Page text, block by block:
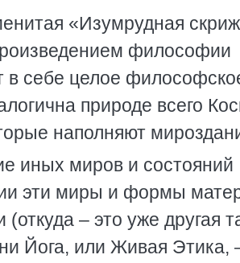
«Изумрудная
философии
в себе целое
природе всего
наполняют
иных миров и состояний
эти миры и формы
– это уже другая
Йога, или Живая Этика,